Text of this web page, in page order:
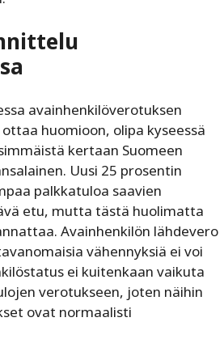
avainhenkilöverotuksen
huomioon, olipa kyseessä
kertaan Suomeen
Uusi 25 prosentin
palkkatuloa saavien
etu, mutta tästä huolimatta
Avainhenkilön lähdevero
vähennyksiä ei voi
ei kuitenkaan vaikuta
verotukseen, joten näihin
ovat normaalisti